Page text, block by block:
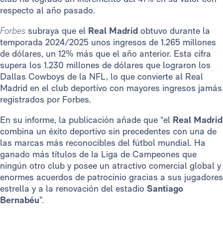
respecto al año pasado.
Forbes subraya que el Real Madrid obtuvo durante la
temporada 2024/2025 unos ingresos de 1.265 millones
de dólares, un 12% más que el año anterior. Esta cifra
supera los 1.230 millones de dólares que lograron los
Dallas Cowboys de la NFL, lo que convierte al Real
Madrid en el club deportivo con mayores ingresos jamás
registrados por Forbes.
En su informe, la publicación añade que “el Real Madrid
combina un éxito deportivo sin precedentes con una de
las marcas más reconocibles del fútbol mundial. Ha
ganado más títulos de la Liga de Campeones que
ningún otro club y posee un atractivo comercial global y
enormes acuerdos de patrocinio gracias a sus jugadores
estrella y a la renovación del estadio Santiago
Bernabéu”.